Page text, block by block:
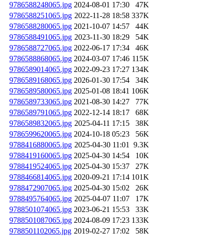
9786588248065.jpg 2024-08-01 17:30
47K
9786588251065.jpg 2022-11-28 18:58 337K
9786588280065.jpg 2021-10-07 14:57
44K
9786588491065.jpg 2023-11-30 18:29
54K
9786588727065.jpg 2022-06-17 17:34
46K
9786588868065.jpg 2024-03-07 17:46 115K
9786589014065.jpg 2022-09-23 17:27 134K
9786589168065.jpg 2026-01-30 17:54
34K
9786589580065.jpg 2025-01-08 18:41 106K
9786589733065.jpg 2021-08-30 14:27
77K
9786589791065.jpg 2022-12-14 18:17
68K
9786589832065.jpg 2025-04-11 17:15
38K
9786599620065.jpg 2024-10-18 05:23
56K
9788416880065.jpg 2025-04-30 11:01 9.3K
9788419160065.jpg 2025-04-30 14:54
10K
9788419524065.jpg 2025-04-30 15:37
27K
9788466814065.jpg 2020-09-21 17:14 101K
9788472907065.jpg 2025-04-30 15:02
26K
9788495764065.jpg 2025-04-07 11:07
17K
9788501074065.jpg 2023-06-21 15:53
33K
9788501087065.jpg 2024-08-09 17:23 133K
9788501102065.jpg 2019-02-27 17:02
58K